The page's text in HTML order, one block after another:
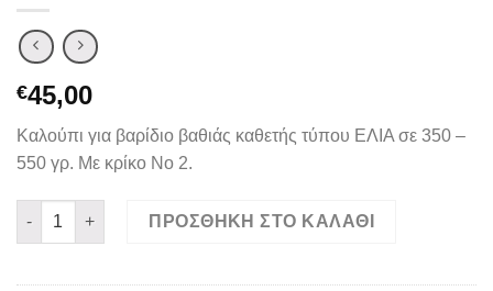
€45,00
Καλούπι για βαρίδιο βαθιάς καθετής τύπου ΕΛΙΑ σε 350 –
550 γρ. Με κρίκο Νο 2.
ΕΛΙΑ ΣΕ 350 - 550 ΓΡ ποσότητα
ΠΡΟΣΘΉΚΗ ΣΤΟ ΚΑΛΆΘΙ